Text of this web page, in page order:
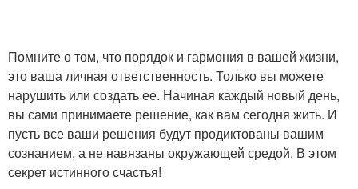
Помните о том, что порядок и гармония в вашей жизни,
это ваша личная ответственность. Только вы можете
нарушить или создать ее. Начиная каждый новый день,
вы сами принимаете решение, как вам сегодня жить. И
пусть все ваши решения будут продиктованы вашим
сознанием, а не навязаны окружающей средой. В этом
секрет истинного счастья!